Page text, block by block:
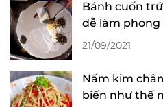
Bánh cuốn
dễ làm phong
Giang
21/09/2021
Nấm kim
biến như thế